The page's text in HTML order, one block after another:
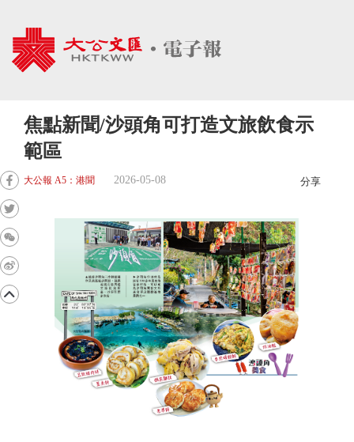
焦點新聞/沙頭角可打造文旅飲食示
範區
大公報 A5：港聞 2026-05-08 分享